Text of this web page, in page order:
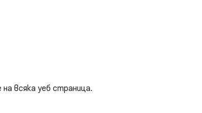
всяка уеб страница.